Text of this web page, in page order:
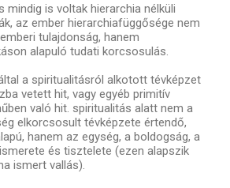
mindig is voltak hierarchia nélküli
az ember hierarchiafüggősége nem
tulajdonság, hanem
alapuló tudati korcsosulás.
a spiritualitásról alkotott tévképzet
vetett hit, vagy egyéb primitív
való hit. spiritualitás alatt nem a
elkorcsosult tévképzete értendő,
hanem az egység, a boldogság, a
és tisztelete (ezen alapszik
ismert vallás).